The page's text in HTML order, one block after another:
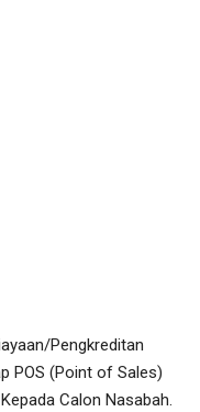
Pengkreditan
POS (Point of Sales)
Calon Nasabah.